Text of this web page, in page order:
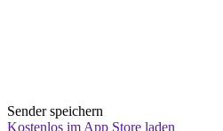
Sender speichern
Kostenlos im App Store laden